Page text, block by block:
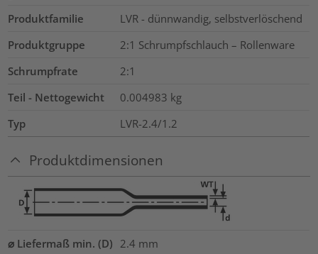
Produktfamilie
LVR - dünnwandig, selbstverlöschend
Produktgruppe
2:1 Schrumpfschlauch – Rollenware
Schrumpfrate
2:1
Teil - Nettogewicht
0.004983 kg
Typ
LVR-2.4/1.2
Produktdimensionen
⌀ Liefermaß min. (D) 2.4 mm